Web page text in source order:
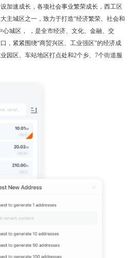
加速成长，各项社会事业繁荣成长，西工区
主城区之一，致力于打造“经济繁荣、社会和
心城区， ，是全市经济、文化、金融、交
，紧紧围绕“商贸兴区、工业强区”的经济成
园区、车站地区打点处和2个乡、7个街道服